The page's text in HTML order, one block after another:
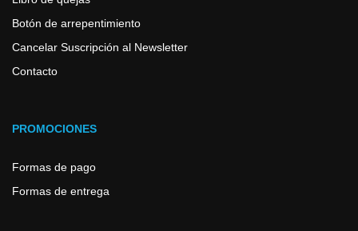
Botón de arrepentimiento
Cancelar Suscripción al Newsletter
Contacto
PROMOCIONES
Formas de pago
Formas de entrega